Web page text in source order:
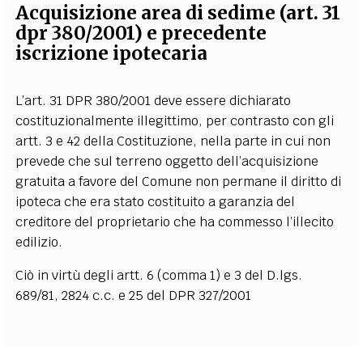
Acquisizione area di sedime (art. 31
dpr 380/2001) e precedente
iscrizione ipotecaria
L’art. 31 DPR 380/2001 deve essere dichiarato
costituzionalmente illegittimo, per contrasto con gli
artt. 3 e 42 della Costituzione, nella parte in cui non
prevede che sul terreno oggetto dell’acquisizione
gratuita a favore del Comune non permane il diritto di
ipoteca che era stato costituito a garanzia del
creditore del proprietario che ha commesso l’illecito
edilizio.
Ciò in virtù degli artt. 6 (comma 1) e 3 del D.lgs.
689/81, 2824 c.c. e 25 del DPR 327/2001